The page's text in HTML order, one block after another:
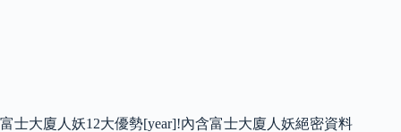
富士大廈人妖12大優勢[year]!內含富士大廈人妖絕密資料